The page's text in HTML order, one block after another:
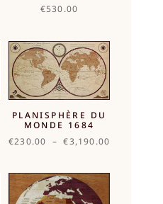
€3,190.00
€530.00
Plage
€760.00
PLANISPHÈRE DU
MONDE 1684
€230.00 – €3,190.00